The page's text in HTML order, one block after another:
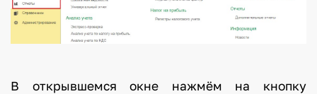
В открывшемся окне нажмём на кнопку